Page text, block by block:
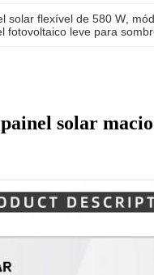
solar flexível de 580 W
fotovoltaico leve para
solar